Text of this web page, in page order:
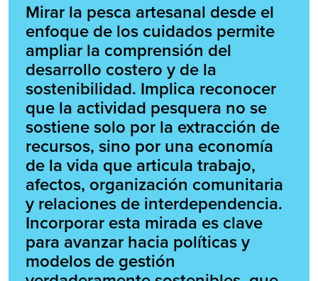
Mirar la pesca artesanal desde el
enfoque de los cuidados permite
ampliar la comprensión del
desarrollo costero y de la
sostenibilidad. Implica reconocer
que la actividad pesquera no se
sostiene solo por la extracción de
recursos, sino por una economía
de la vida que articula trabajo,
afectos, organización comunitaria
y relaciones de interdependencia.
Incorporar esta mirada es clave
para avanzar hacia políticas y
modelos de gestión